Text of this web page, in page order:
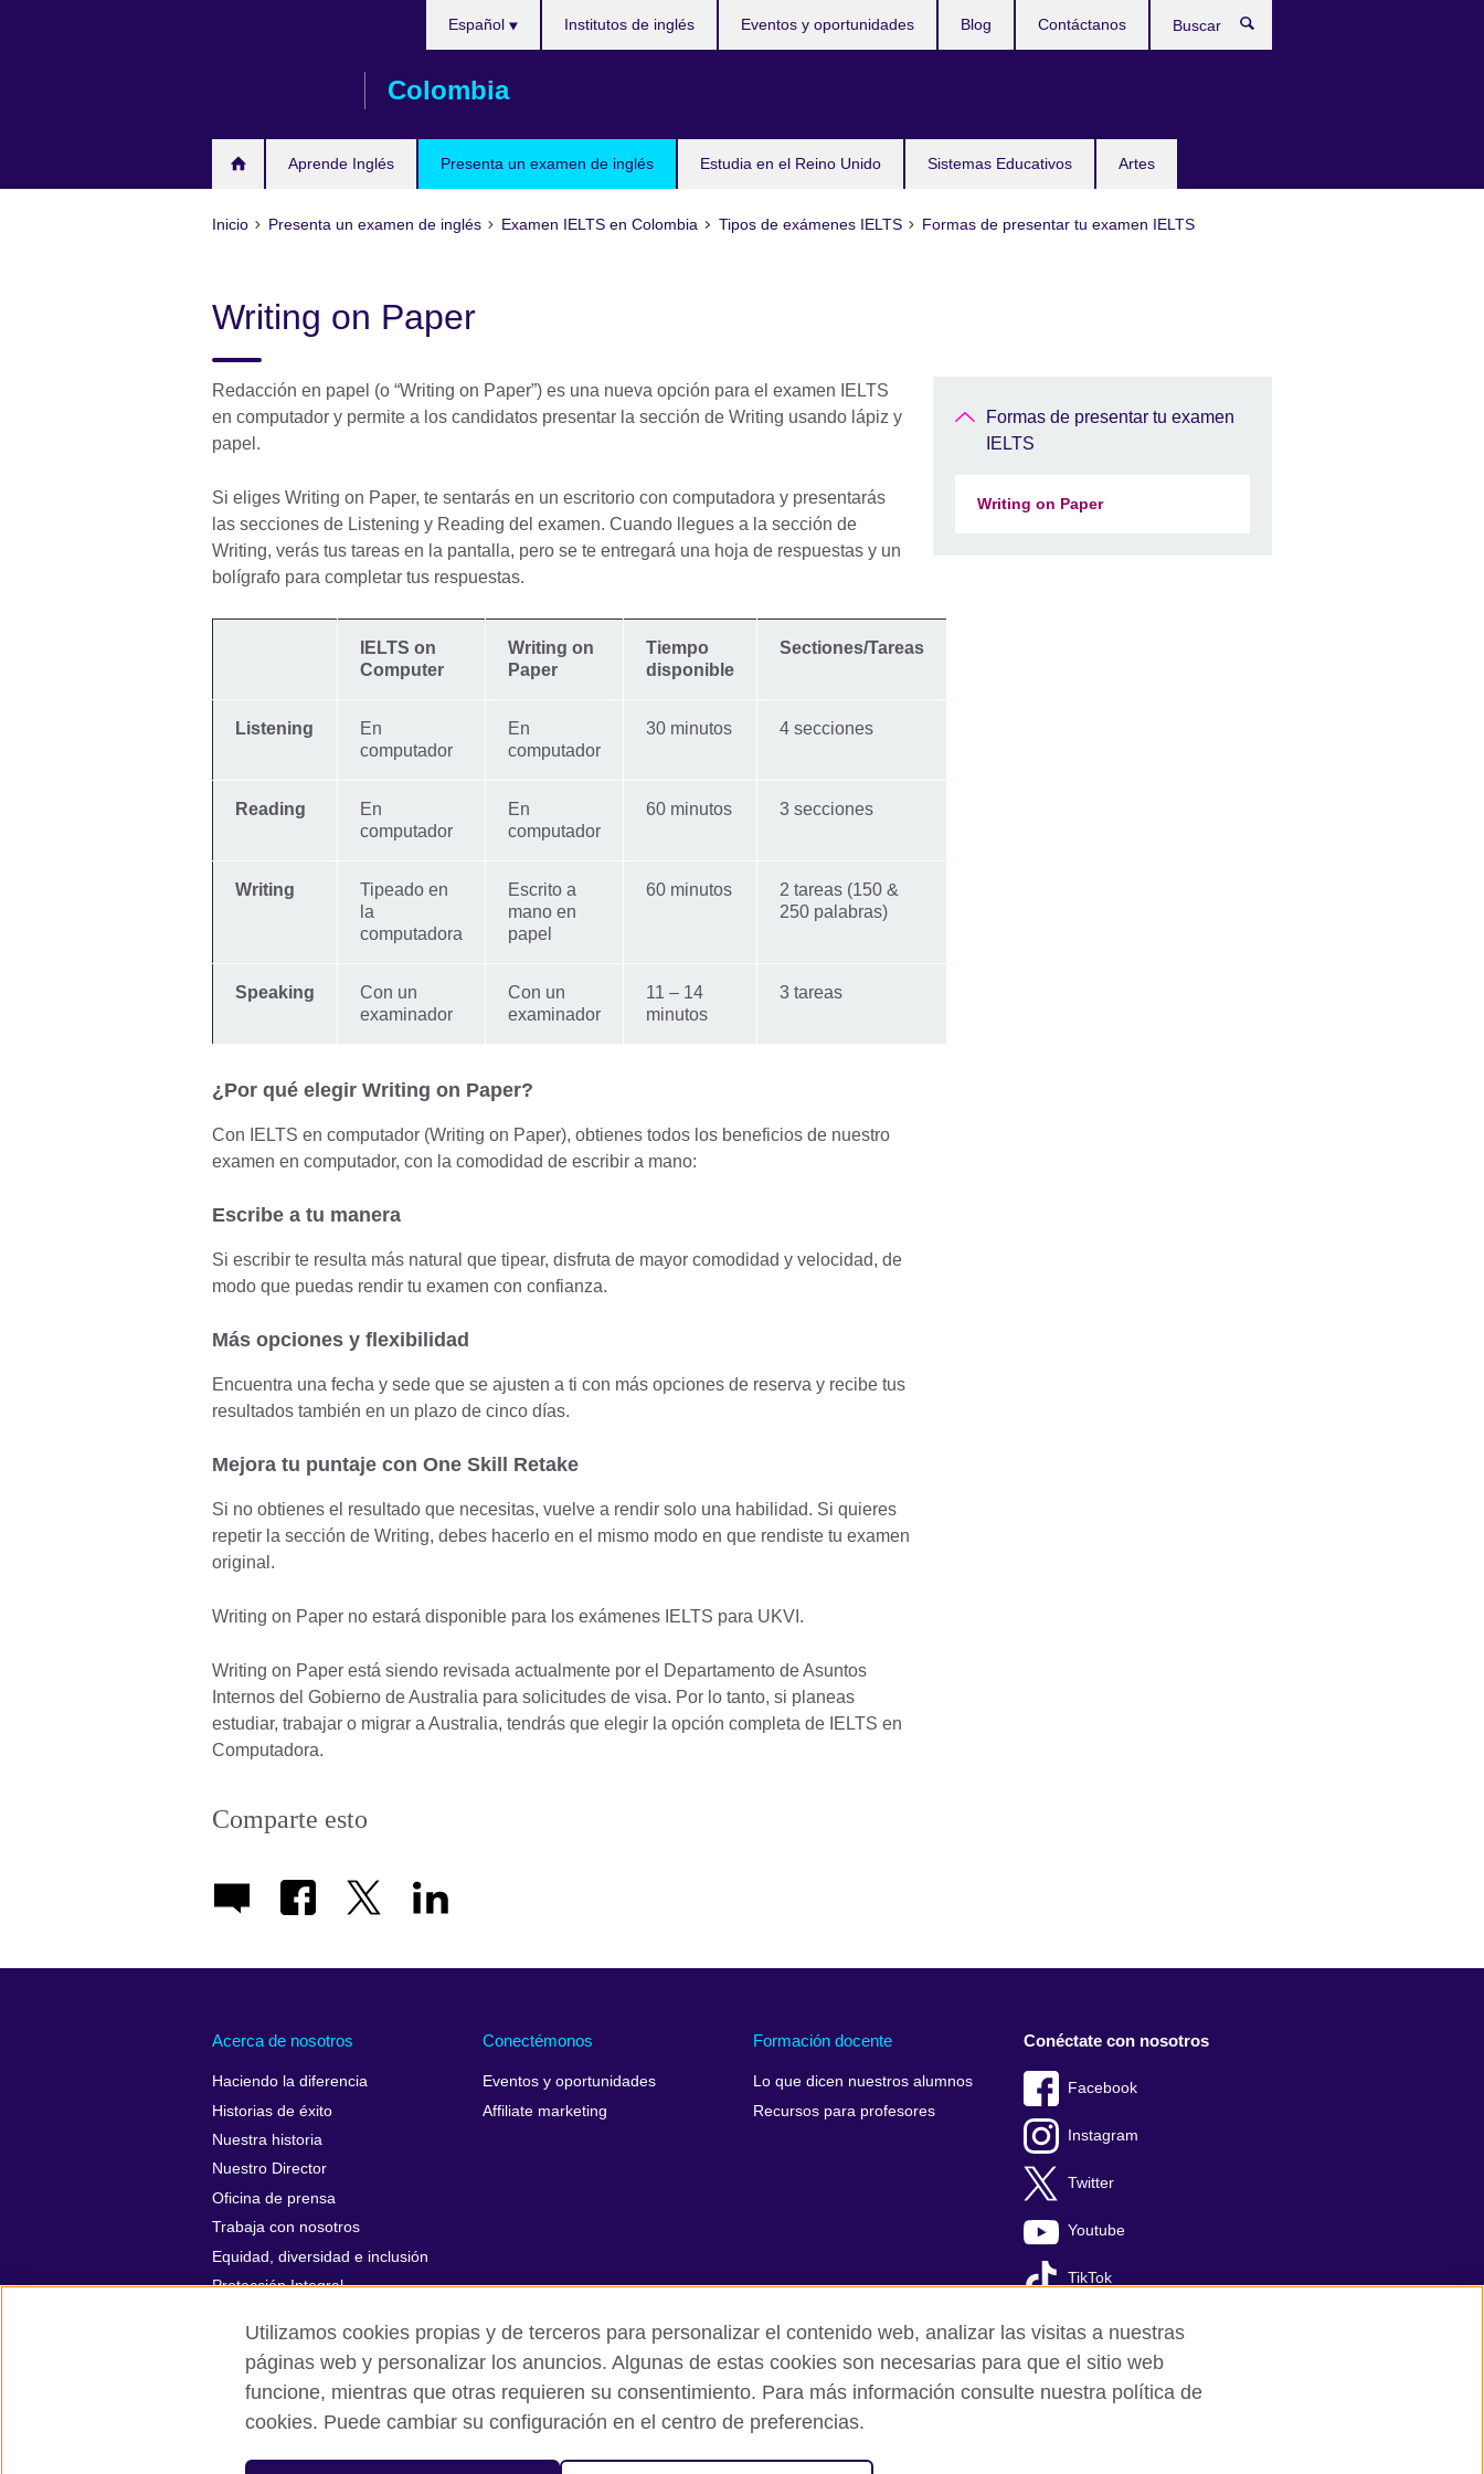
Colombia
Aprende Inglés Presenta un examen de inglés Estudia en el Reino Unido Sistemas Educativos Artes
Español Institutos de inglés Eventos y oportunidades Blog Contáctanos
Inicio Presenta un examen de inglés Examen IELTS en Colombia Tipos de exámenes IELTS Formas de presentar tu examen IELTS
Writing on Paper
Redacción en papel (o “Writing on Paper”) es una nueva opción para el examen IELTS
en computador y permite a los candidatos presentar la sección de Writing usando lápiz y
papel.
Si eliges Writing on Paper, te sentarás en un escritorio con computadora y presentarás
las secciones de Listening y Reading del examen. Cuando llegues a la sección de
Writing, verás tus tareas en la pantalla, pero se te entregará una hoja de respuestas y un
bolígrafo para completar tus respuestas.
IELTS on
Computer
Writing on
Paper
Tiempo
disponible
Sectiones/Tareas
Listening
En
computador
En
computador
30 minutos 4 secciones
Reading
En
computador
En
computador
60 minutos 3 secciones
Writing
Tipeado en
la
computadora
Escrito a
mano en
papel
60 minutos
2 tareas (150 &
250 palabras)
Speaking
Con un
examinador
Con un
examinador
11 – 14
minutos
3 tareas
¿Por qué elegir Writing on Paper?
Con IELTS en computador (Writing on Paper), obtienes todos los beneficios de nuestro
examen en computador, con la comodidad de escribir a mano:
Escribe a tu manera
Si escribir te resulta más natural que tipear, disfruta de mayor comodidad y velocidad, de
modo que puedas rendir tu examen con confianza.
Más opciones y flexibilidad
Encuentra una fecha y sede que se ajusten a ti con más opciones de reserva y recibe tus
resultados también en un plazo de cinco días.
Mejora tu puntaje con One Skill Retake
Si no obtienes el resultado que necesitas, vuelve a rendir solo una habilidad. Si quieres
repetir la sección de Writing, debes hacerlo en el mismo modo en que rendiste tu examen
original.
Writing on Paper no estará disponible para los exámenes IELTS para UKVI.
Writing on Paper está siendo revisada actualmente por el Departamento de Asuntos
Internos del Gobierno de Australia para solicitudes de visa. Por lo tanto, si planeas
estudiar, trabajar o migrar a Australia, tendrás que elegir la opción completa de IELTS en
Computadora.
Comparte esto
Formas de presentar tu examen
IELTS
Writing on Paper
Acerca de nosotros
Haciendo la diferencia
Historias de éxito
Nuestra historia
Nuestro Director
Oficina de prensa
Trabaja con nosotros
Equidad, diversidad e inclusión
Protección Integral
Conectémonos
Eventos y oportunidades
Affiliate marketing
Formación docente
Lo que dicen nuestros alumnos
Recursos para profesores
Conéctate con nosotros
Facebook
Instagram
Twitter
Youtube
TikTok
British Council global Políticas de privacidad y condiciones de uso Cookies Mapa del sitio
Utilizamos cookies propias y de terceros para personalizar el contenido web, analizar las visitas a nuestras
páginas web y personalizar los anuncios. Algunas de estas cookies son necesarias para que el sitio web
funcione, mientras que otras requieren su consentimiento. Para más información consulte nuestra política de
cookies. Puede cambiar su configuración en el centro de preferencias.